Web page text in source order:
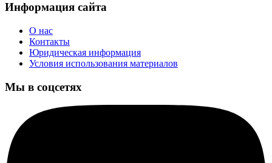
Информация сайта
О нас
Контакты
Юридическая информация
Условия использования материалов
Мы в соцсетях